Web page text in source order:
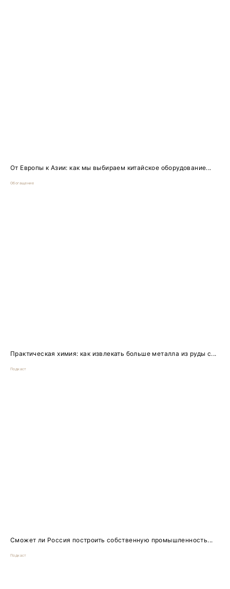
От Европы к Азии: как мы выбираем китайское оборудование...
Обогащение
Практическая химия: как извлекать больше металла из руды с...
Подкаст
Сможет ли Россия построить собственную промышленность...
Подкаст